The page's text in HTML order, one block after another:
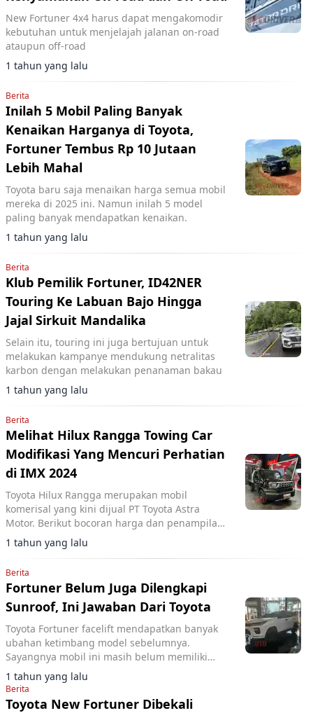
New Fortuner 4x4 harus dapat mengakomodir
kebutuhan untuk menjelajah jalanan on-road
ataupun off-road
1 tahun yang lalu
Berita
Inilah 5 Mobil Paling Banyak
Kenaikan Harganya di Toyota,
Fortuner Tembus Rp 10 Jutaan
Lebih Mahal
Toyota baru saja menaikan harga semua mobil
mereka di 2025 ini. Namun inilah 5 model
paling banyak mendapatkan kenaikan.
1 tahun yang lalu
Berita
Klub Pemilik Fortuner, ID42NER
Touring Ke Labuan Bajo Hingga
Jajal Sirkuit Mandalika
Selain itu, touring ini juga bertujuan untuk
melakukan kampanye mendukung netralitas
karbon dengan melakukan penanaman bakau
1 tahun yang lalu
Berita
Melihat Hilux Rangga Towing Car
Modifikasi Yang Mencuri Perhatian
di IMX 2024
Toyota Hilux Rangga merupakan mobil
komerisal yang kini dijual PT Toyota Astra
Motor. Berikut bocoran harga dan penampilan
menariknya dalam gelaran IMX 2024.
1 tahun yang lalu
Berita
Fortuner Belum Juga Dilengkapi
Sunroof, Ini Jawaban Dari Toyota
Toyota Fortuner facelift mendapatkan banyak
ubahan ketimbang model sebelumnya.
Sayangnya mobil ini masih belum memiliki
sunroof. Apa alasannya?
1 tahun yang lalu
Berita
Toyota New Fortuner Dibekali